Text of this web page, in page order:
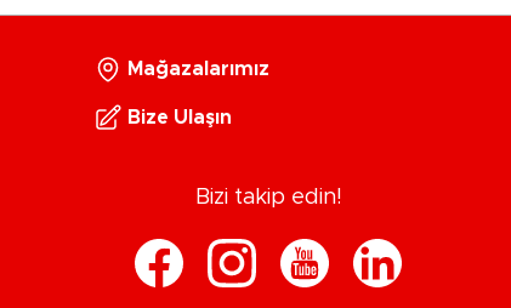
Mağazalarımız
Bize Ulaşın
Bizi takip edin!